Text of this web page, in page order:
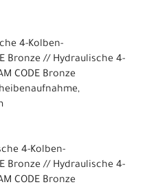
4-Kolben-
Bronze // Hydraulische 4-
CODE Bronze
4-Kolben-
Bronze // Hydraulische 4-
CODE Bronze